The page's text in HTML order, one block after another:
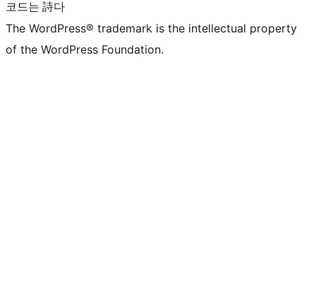
코드는 詩다
The WordPress® trademark is the intellectual property
of the WordPress Foundation.